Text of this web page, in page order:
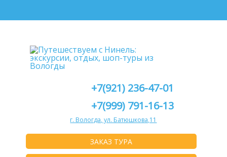
ЗАКАЗ ТУРА
+7(921) 236-47-01
+7(999) 791-16-13
г. Вологда, ул. Батюшкова,11